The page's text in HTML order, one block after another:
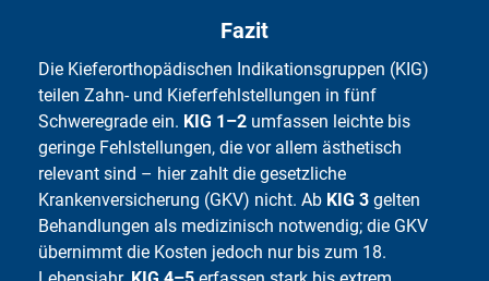
Fazit
Die Kieferorthopädischen Indikationsgruppen (KIG)
teilen Zahn- und Kieferfehlstellungen in fünf
Schweregrade ein. KIG 1–2umfassen leichte bis
geringe Fehlstellungen, die vor allem ästhetisch
relevant sind – hier zahlt die gesetzliche
Krankenversicherung (GKV) nicht. Ab KIG 3gelten
Behandlungen als medizinisch notwendig; die GKV
übernimmt die Kosten jedoch nur bis zum 18.